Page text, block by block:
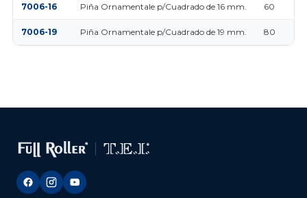
7006-16 Piña Ornamentale p/Cuadrado de 16 mm. 60
7006-19 Piña Ornamentale p/Cuadrado de 19 mm. 80